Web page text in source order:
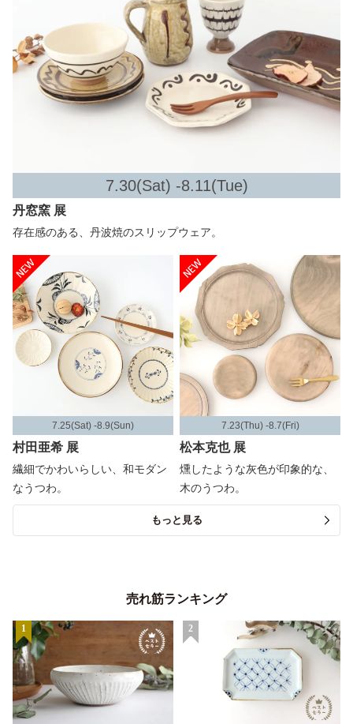
7.30(Sat) -8.11(Tue)
丹窓窯 展
存在感のある、丹波焼のスリップウェア。
7.25(Sat) -8.9(Sun)
村田亜希 展
繊細でかわいらしい、和モダン
なうつわ。
7.23(Thu) -8.7(Fri)
松本克也 展
燻したような灰色が印象的な、
木のうつわ。
もっと見る
売れ筋ランキング
1 2